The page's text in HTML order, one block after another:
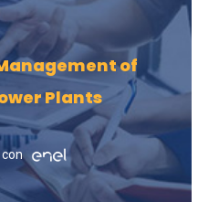
of
Plants
con